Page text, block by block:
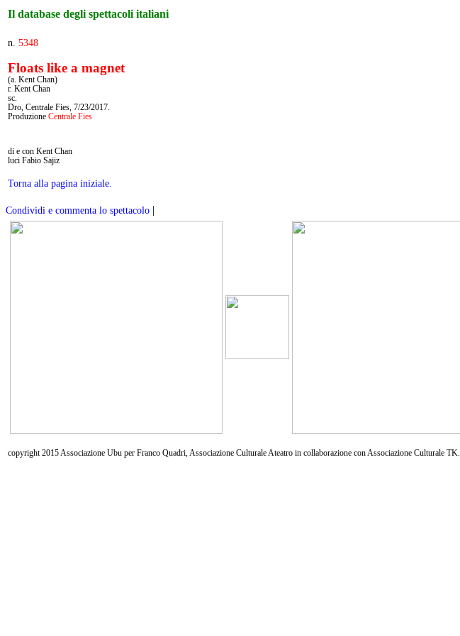
Il database degli spettacoli italiani
n. 5348
Floats like a magnet
(a. Kent Chan)
r. Kent Chan
sc.
Dro, Centrale Fies, 7/23/2017.
Produzione Centrale Fies
di e con Kent Chan
luci Fabio Sajiz
Torna alla pagina iniziale.
Condividi e commenta lo spettacolo |
copyright 2015 Associazione Ubu per Franco Quadri, Associazione Culturale Ateatro in collaborazione con Associazione Culturale TK.